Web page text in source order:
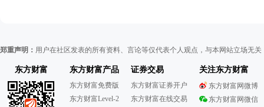
郑重声明： 用户在社区发表的所有资料、言论等仅代表个人观点，与本网站立场无
东方财富 东方财富产品
东方财富免费版
东方财富Level-2
证券交易
东方财富证券开户
东方财富在线交易
关注东方财富
东方财富网微博
东方财富网微信